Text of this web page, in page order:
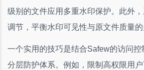
级别的文件应用多重水印保护。此外
调节，平衡水印可见性与原文件质量的
一个实用的技巧是结合Safew的访问
分层防护体系。例如，限制高权限用户